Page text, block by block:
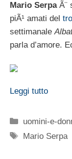
Mario SerpaÃ¨
piÃ¹ amati del
settimanale
parla d’amore.
Leggi tutto
Categorie
uomini-e-
Tag
Mario Serpa